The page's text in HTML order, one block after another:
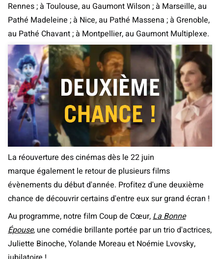
Rennes ; à Toulouse, au Gaumont Wilson ; à Marseille, au
Pathé Madeleine ; à Nice, au Pathé Massena ; à Grenoble,
au Pathé Chavant ; à Montpellier, au Gaumont Multiplexe.
La réouverture des cinémas dès le 22 juin
marque également le retour de plusieurs films
évènements du début d'année. Profitez d'une deuxième
chance de découvrir certains d'entre eux sur grand écran !
Au programme, notre film Coup de Cœur,La Bonne
Épouse, une comédie brillante portée par un trio d'actrices,
Juliette Binoche, Yolande Moreau et Noémie Lvovsky,